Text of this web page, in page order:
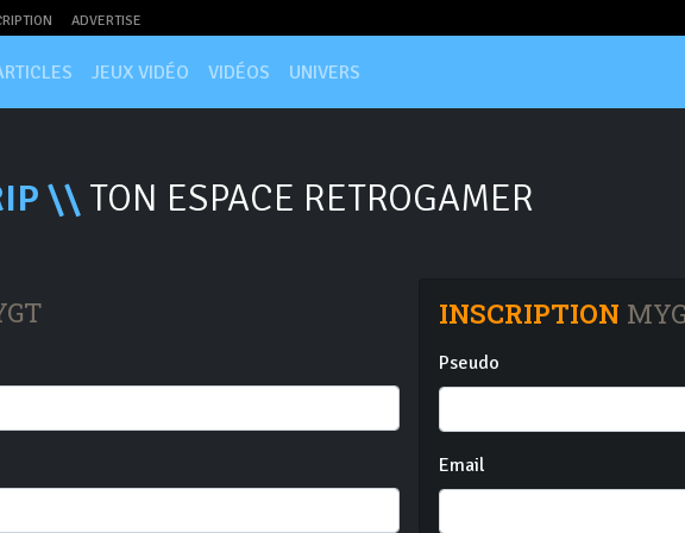
ADVERTISE
JEUX VIDÉO VIDÉOS UNIVERS
\\ TON ESPACE RETROGAMER
INSCRIPTION
Pseudo
Email